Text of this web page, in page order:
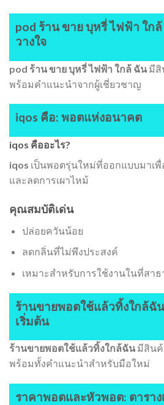
pod ร้าน ขาย บุหรี่ ไฟฟ้า ใก
วางใจ
pod ร้าน ขาย บุหรี่ ไฟฟ้า ใกล้ ฉัน มีสิ
พร้อมคำแนะนำจากผู้เชี่ยวชาญ
iqos คือ: พอตแห่งอนาคต
iqos คืออะไร?
iqos เป็นพอตรุ่นใหม่ที่ออกแบบมาเ
และลดการเผาไหม้
คุณสมบัติเด่น
ปล่อยควันน้อย
ลดกลิ่นที่ไม่พึงประสงค์
เหมาะสำหรับการใช้งานในที่สา
ร้านขายพอตใช้แล้วทิ้งใกล้ฉั
เริ่มต้น
ร้านขายพอตใช้แล้วทิ้งใกล้ฉัน มีสินค้
พร้อมทั้งคำแนะนำสำหรับมือใหม่
ราคาพอตและหัวพอต: ตาราง